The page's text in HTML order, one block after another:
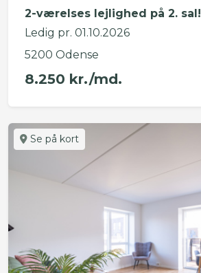
2-værelses lejlighed på 2. sal!
Ledig pr. 01.10.2026
5200 Odense
8.250 kr./md.
Se på kort